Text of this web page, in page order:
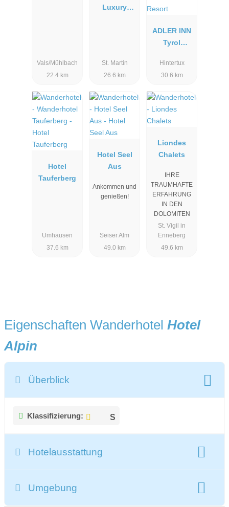
Vals/Mühlbach
22.4 km
Luxury
St. Martin
26.6 km
ADLER INN
Tyrol
Resort
Hintertux
30.6 km
Hotel
Tauferberg
Umhausen
37.6 km
Hotel Seel
Aus
Ankommen und
genießen!
Seiser Alm
49.0 km
Liondes
Chalets
IHRE
TRAUMHAFTE
ERFAHRUNG
IN DEN
DOLOMITEN
St. Vigil in
Enneberg
49.6 km
Eigenschaften Wanderhotel Hotel
Alpin
Überblick
Klassifizierung:
Hotelausstattung
Umgebung